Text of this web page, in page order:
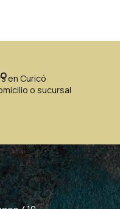
en Curicó
o sucursal